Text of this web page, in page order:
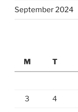
September 2024
M
T
3 4